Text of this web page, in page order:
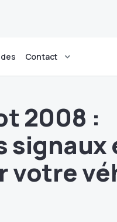
Contact
2008 :
signaux
votre